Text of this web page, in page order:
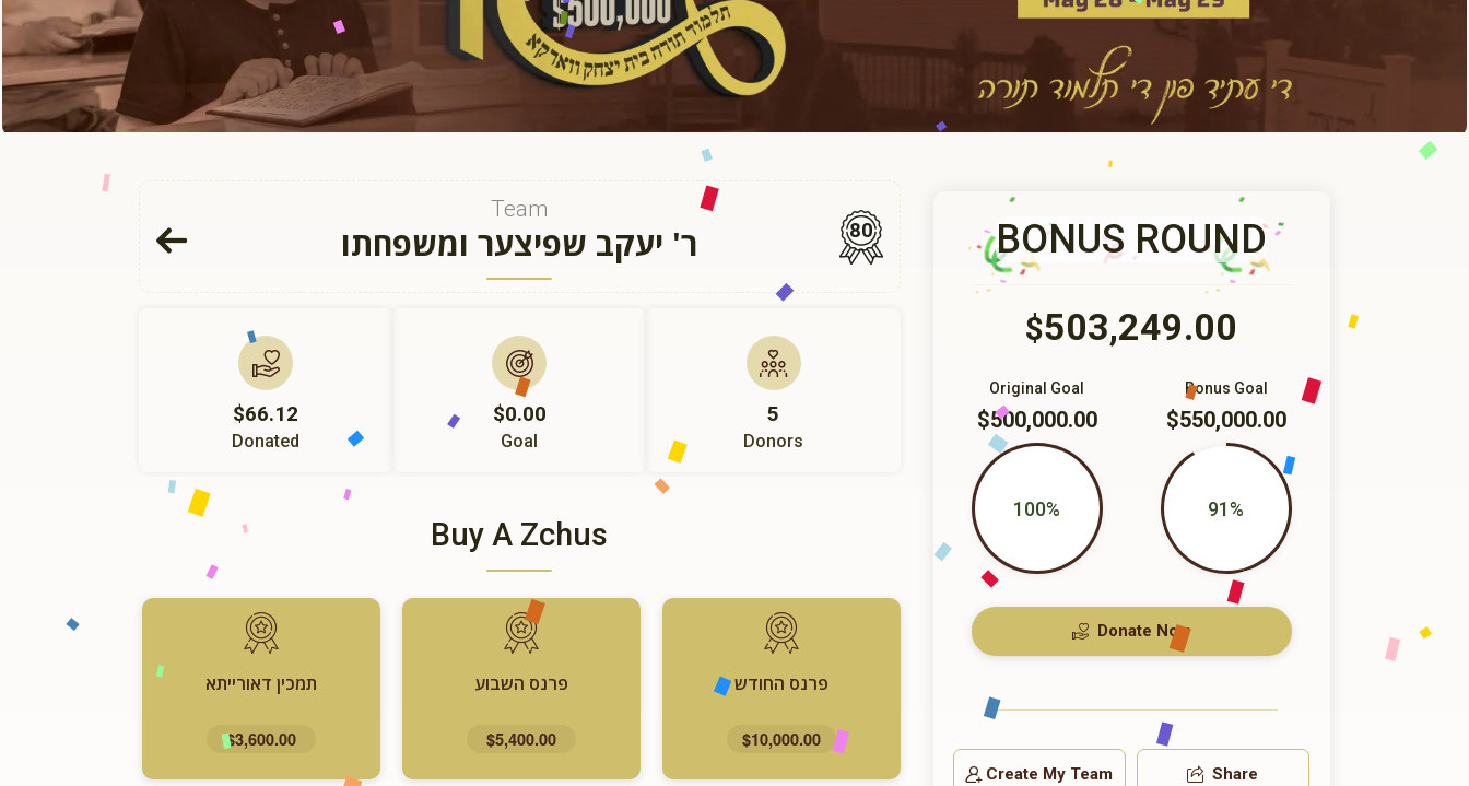
Team
ר' יעקב שפיצער ומשפחתו 80
$66.12
Donated
$0.00
Goal
5
Donors
Buy A Zchus
פרנס החודש
$10,000.00
פרנס השבוע
$5,400.00
תמכין דאורייתא
$3,600.00
BONUS ROUND
$503,249.00
Bonus Goal
$550,000.00
91%
Original Goal
$500,000.00
100%
Donate Now
Create My Team Share